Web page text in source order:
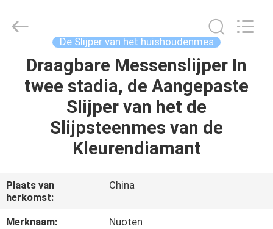
HUIS
PRODUCTEN
OVER
ONS
Electric
Appliance
De Slijper van het huishoudenmes
Draagbare Messenslijper In
twee stadia, de Aangepaste
Slijper van het de
Slijpsteenmes van de
Kleurendiamant
Plaats van
herkomst:
China
Merknaam:
Nuoten